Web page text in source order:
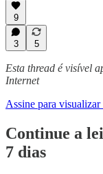
9
3 5
Esta thread é visível
Internet
Assine para
Continue a
7 dias